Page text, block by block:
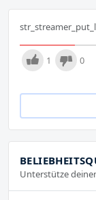
1 0
Unterstütze